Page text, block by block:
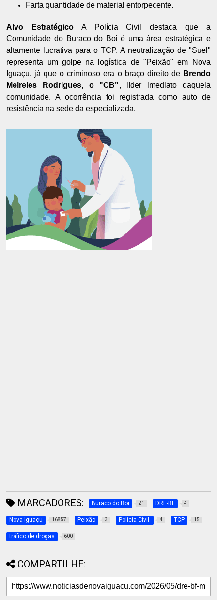
Farta quantidade de material entorpecente.
Alvo Estratégico A Polícia Civil destaca que a
Comunidade do Buraco do Boi é uma área estratégica e
altamente lucrativa para o TCP. A neutralização de "Suel"
representa um golpe na logística de "Peixão" em Nova
Iguaçu, já que o criminoso era o braço direito de Brendo
Meireles Rodrigues, o "CB", líder imediato daquela
comunidade. A ocorrência foi registrada como auto de
resistência na sede da especializada.
MARCADORES: Buraco do Boi 21 DRE-BF 4
Nova Iguaçu 16857 Peixão 3 Polícia Civil. 4 TCP 15
tráfico de drogas 600
COMPARTILHE: